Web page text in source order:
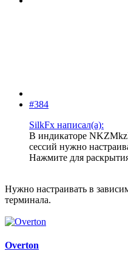
#384
SilkFx написал(а):
В индикаторе
сессий нужно
Нажмите для
Нужно настраивать в
терминала.
Overton